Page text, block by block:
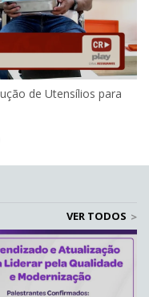
de Utensílios para
VER TODOS